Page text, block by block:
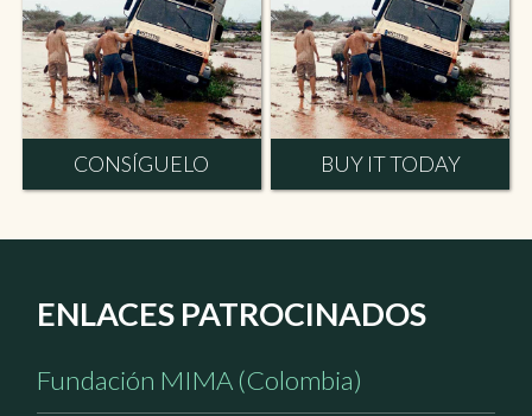
CONSÍGUELO BUY IT TODAY
ENLACES PATROCINADOS
Fundación MIMA (Colombia)